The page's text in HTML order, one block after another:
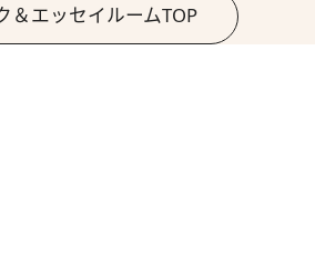
＆エッセイルームTOP